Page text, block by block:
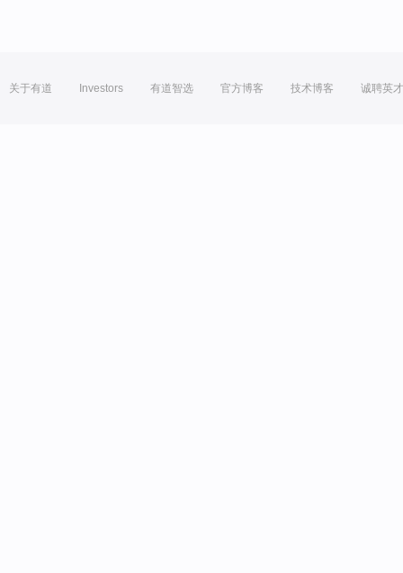
关于有道 Investors 有道智选 官方博客 技术博客 诚聘英才